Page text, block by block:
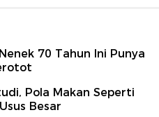
70 Tahun Ini Punya
Pola Makan Seperti
Besar